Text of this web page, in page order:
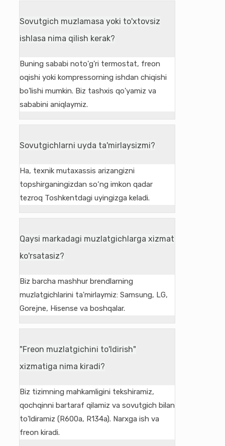
Sovutgich muzlamasa yoki to'xtovsiz
ishlasa nima qilish kerak?
Buning sababi noto'g'ri termostat, freon
oqishi yoki kompressorning ishdan chiqishi
bo'lishi mumkin. Biz tashxis qo'yamiz va
sababini aniqlaymiz.
Sovutgichlarni uyda ta'mirlaysizmi?
Ha, texnik mutaxassis arizangizni
topshirganingizdan so‘ng imkon qadar
tezroq Toshkentdagi uyingizga keladi.
Qaysi markadagi muzlatgichlarga xizmat
ko'rsatasiz?
Biz barcha mashhur brendlarning
muzlatgichlarini ta'mirlaymiz: Samsung, LG,
Gorejne, Hisense va boshqalar.
"Freon muzlatgichini to'ldirish"
xizmatiga nima kiradi?
Biz tizimning mahkamligini tekshiramiz,
qochqinni bartaraf qilamiz va sovutgich bilan
to'ldiramiz (R600a, R134a). Narxga ish va
freon kiradi.